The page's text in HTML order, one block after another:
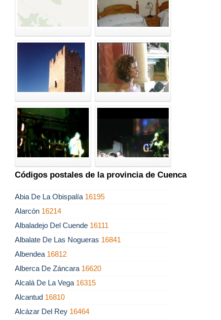
Códigos postales de la provincia de Cuenca
Abia De La Obispalía 16195
Alarcón 16214
Albaladejo Del Cuende 16111
Albalate De Las Nogueras 16841
Albendea 16812
Alberca De Záncara 16620
Alcalá De La Vega 16315
Alcantud 16810
Alcázar Del Rey 16464